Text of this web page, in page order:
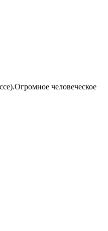
человеческое